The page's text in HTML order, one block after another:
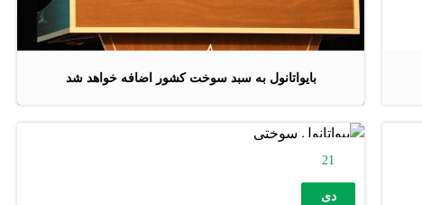
بایواتانول به سبد سوخت کشور اضافه خواهد شد
21
دی